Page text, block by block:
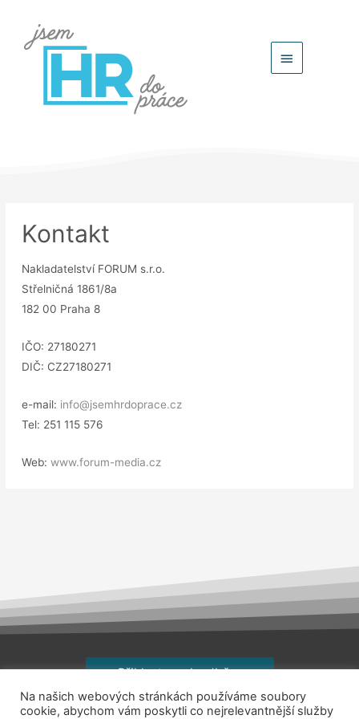
Hlavní
Kontakt
Nakladatelství FORUM s.r.o.
Střelničná 1861/8a
182 00 Praha 8
IČO: 27180271
DIČ: CZ27180271
e-mail: info@jsemhrdoprace.cz
Tel: 251 115 576
Web:www.forum-media.cz
Přihlaste se k odběru
Copyright © 2026jsemhrdoprace.cz
Na našich webových stránkách používáme soubory
cookie, abychom vám poskytli co nejrelevantnější služby